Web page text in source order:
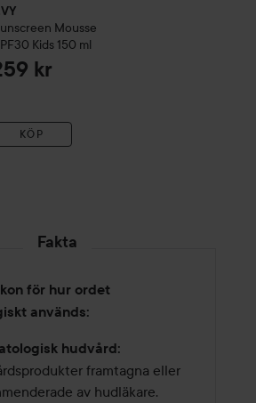
Mousse
Kids 150 ml
kr
KÖP
Fakta
för hur ordet
används:
hudvård:
framtagna eller
av hudläkare.